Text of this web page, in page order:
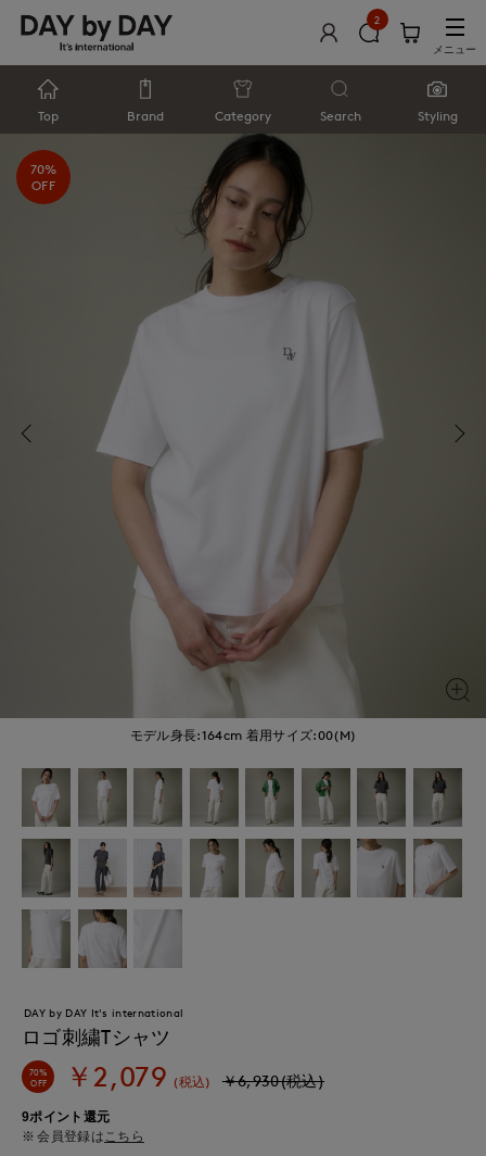
2
メニュー
Top Brand Category Search Styling
モデル身長:164cm 着用サイズ:00(M)
70%
OFF
DAY by DAY It's international
ロゴ刺繍Tシャツ
70%
OFF ￥2,079 (税込) ￥6,930(税込)
9ポイント還元
会員登録はこちら